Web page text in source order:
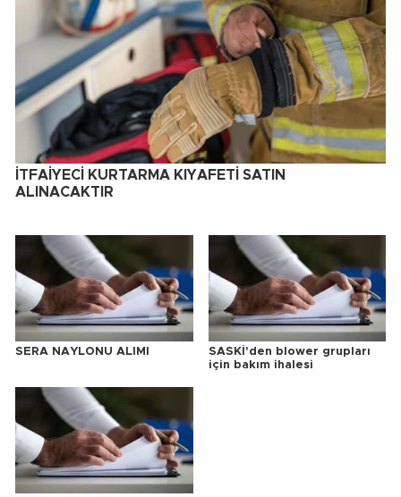
İTFAİYECİ KURTARMA KIYAFETİ SATIN
ALINACAKTIR
SERA NAYLONU ALIMI
SASKİ'den blower grupları
için bakım ihalesi